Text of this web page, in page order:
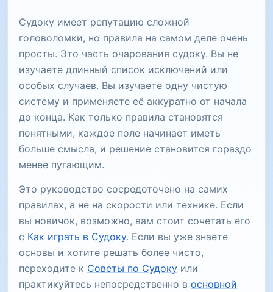
Судоку имеет репутацию сложной
головоломки, но правила на самом деле очень
просты. Это часть очарования судоку. Вы не
изучаете длинный список исключений или
особых случаев. Вы изучаете одну чистую
систему и применяете её аккуратно от начала
до конца. Как только правила становятся
понятными, каждое поле начинает иметь
больше смысла, и решение становится гораздо
менее пугающим.
Это руководство сосредоточено на самих
правилах, а не на скорости или технике. Если
вы новичок, возможно, вам стоит сочетать его
с Как играть в Судоку. Если вы уже знаете
основы и хотите решать более чисто,
переходите к Советы по Судоку или
практикуйтесь непосредственно в основной